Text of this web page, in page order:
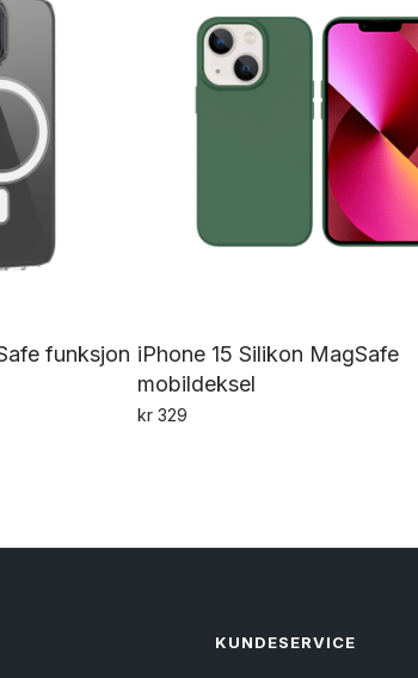
funksjon iPhone 15 Silikon MagSafe
mobildeksel
kr 329
kan
KUNDESERVICE